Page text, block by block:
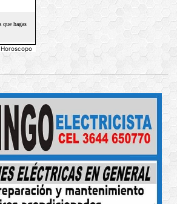
Horoscopo